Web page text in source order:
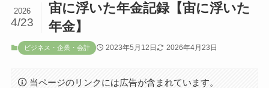
宙に浮いた年金記録【宙に浮いた
年金】
2026
4/23
ビジネス・企業・会計 2023年5月12日 2026年4月23日
当ページのリンクには広告が含まれています。